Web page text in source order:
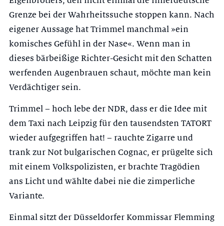
Grenze bei der Wahrheitssuche stoppen kann. Nach
eigener Aussage hat Trimmel manchmal »ein
komisches Gefühl in der Nase«. Wenn man in
dieses bärbeißige Richter-Gesicht mit den Schatten
werfenden Augenbrauen schaut, möchte man kein
Verdächtiger sein.
Trimmel – hoch lebe der NDR, dass er die Idee mit
dem Taxi nach Leipzig für den tausendsten TATORT
wieder aufgegriffen hat! – rauchte Zigarre und
trank zur Not bulgarischen Cognac, er prügelte sich
mit einem Volkspolizisten, er brachte Tragödien
ans Licht und wählte dabei nie die zimperliche
Variante.
Einmal sitzt der Düsseldorfer Kommissar Flemming